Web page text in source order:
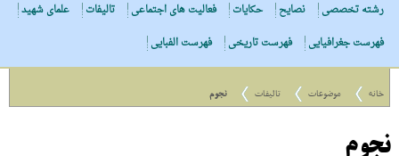
رشته تخصصی
نصایح حکایات فعالیت های اجتماعی تالیفات
علمای شهید
فهرست جغرافیایی
فهرست تاریخی فهرست الفبایی
خانه موضوعات تالیفات نجوم
نجوم